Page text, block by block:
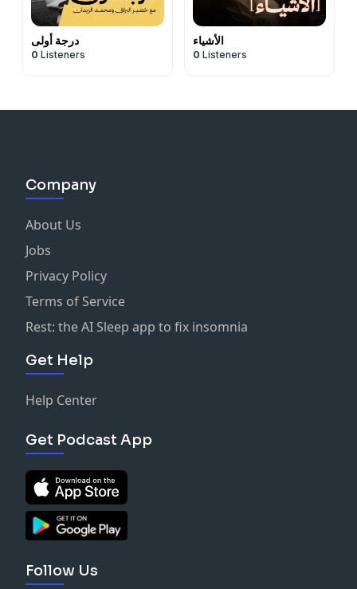
درجة أولى
0 Listeners
الأشياء
0 Listeners
Company
About Us
Jobs
Privacy Policy
Terms of Service
Rest: the AI Sleep app to fix insomnia
Get Help
Help Center
Get Podcast App
Follow Us